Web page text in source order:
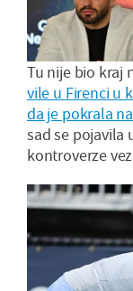
Tu nije bio kraj
vile u Firenci u
da je pokrala
sad se pojavila
kontroverze